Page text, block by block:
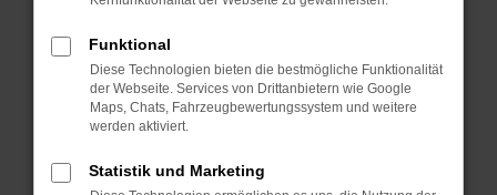
deine Suchmaschine?
Prüfe deine Browsererweiterungen.
Manche Erweiterungen, wie Werbeblocker,
können das Laden bestimmter Seiten
anderen Browser oder in einem privaten
Funktional
Diese Technologien bieten die bestmögliche Funktionalität
der Webseite. Services von Drittanbietern wie Google
Maps, Chats, Fahrzeugbewertungssystem und weitere
werden aktiviert.
Statistik und Marketing